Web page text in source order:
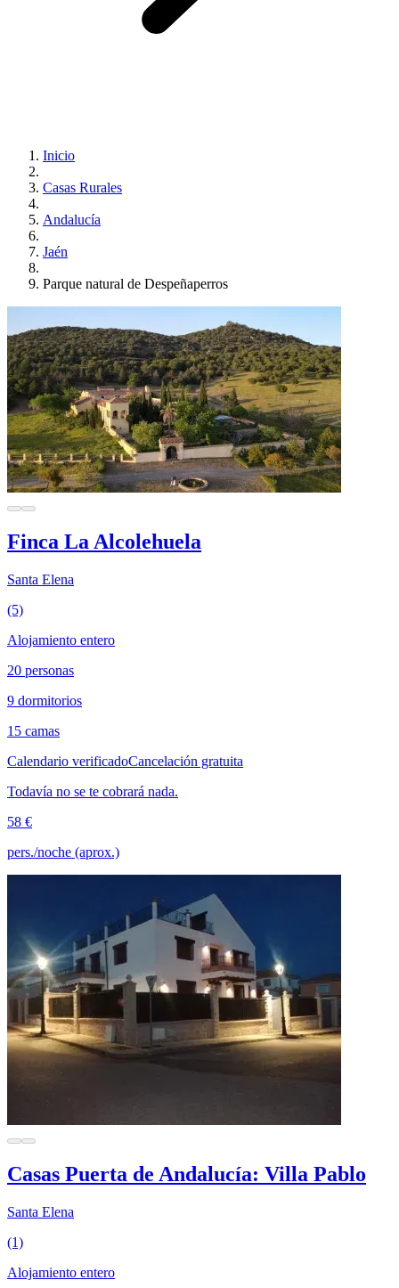
Inicio
Casas Rurales
Andalucía
Jaén
Parque natural de Despeñaperros
Finca La Alcolehuela
Santa Elena
(5)
Alojamiento entero
20 personas
9 dormitorios
15 camas
Calendario verificadoCancelación gratuita
Todavía no se te cobrará nada.
58 €
pers./noche (aprox.)
Casas Puerta de Andalucía: Villa Pablo
Santa Elena
(1)
Alojamiento entero